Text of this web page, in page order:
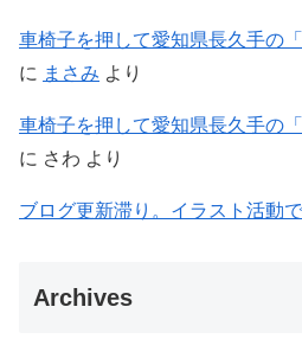
車椅子を押して愛知県長久手の
に まさみ より
車椅子を押して愛知県長久手の
に さわ より
ブログ更新滞り。イラスト活動
Archives